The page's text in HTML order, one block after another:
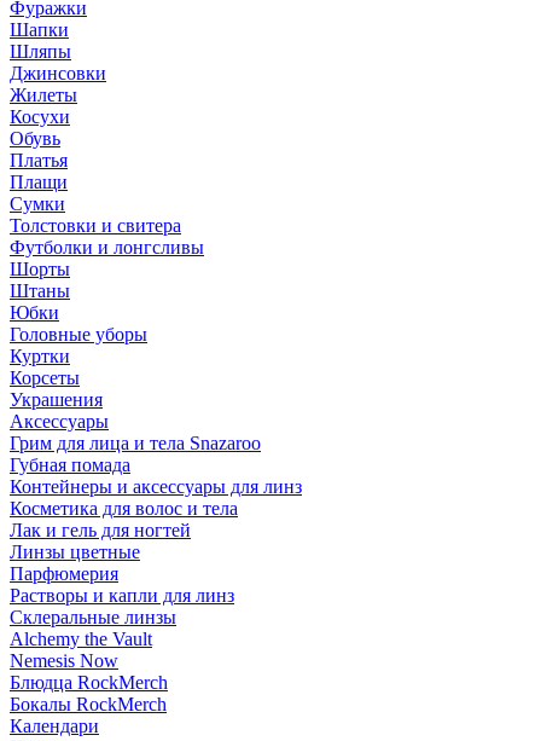
Фуражки
Шапки
Шляпы
Джинсовки
Жилеты
Косухи
Обувь
Платья
Плащи
Сумки
Толстовки и свитера
Футболки и лонгсливы
Шорты
Штаны
Юбки
Головные уборы
Куртки
Корсеты
Украшения
Аксессуары
Грим для лица и тела Snazaroo
Губная помада
Контейнеры и аксессуары для линз
Косметика для волос и тела
Лак и гель для ногтей
Линзы цветные
Парфюмерия
Растворы и капли для линз
Склеральные линзы
Alchemy the Vault
Nemesis Now
Блюдца RockMerch
Бокалы RockMerch
Календари